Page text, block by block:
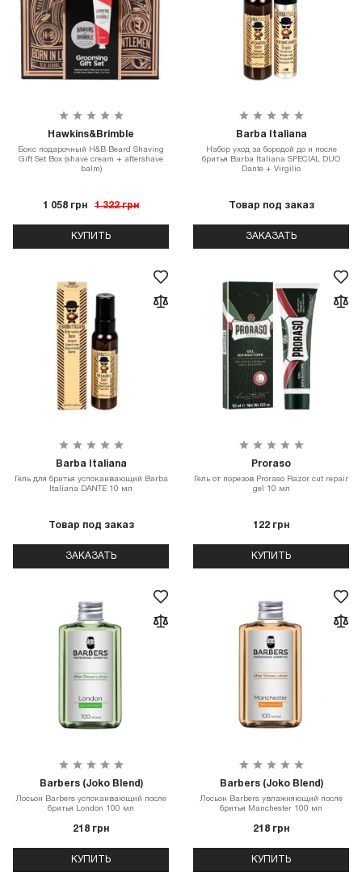
Hawkins&Brimble
Бокс подарочный H&B Beard Shaving
Gift Set Box (shave cream + aftershave
balm)
1 058 грн 1 322 грн
КУПИТЬ
Barba Italiana
Набор уход за бородой до и после
бритья Barba Italiana SPECIAL DUO
Dante + Virgilio
Товар под заказ
ЗАКАЗАТЬ
Barba Italiana
Гель для бритья успокаивающий Barba
Italiana DANTE 10 мл
Товар под заказ
ЗАКАЗАТЬ
Proraso
Гель от порезов Proraso Razor cut repair
gel 10 мл
122 грн
КУПИТЬ
Barbers (Joko Blend)
Лосьон Barbers успокаивающий после
бритья London 100 мл
218 грн
КУПИТЬ
Barbers (Joko Blend)
Лосьон Barbers увлажняющий после
бритья Manchester 100 мл
218 грн
КУПИТЬ